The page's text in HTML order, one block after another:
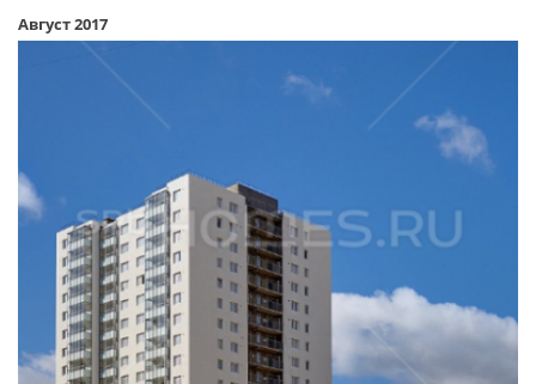
Август 2017